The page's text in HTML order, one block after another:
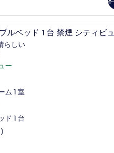
スイート ダブルベ
ルベッド 1 台 禁煙 シティビ
らしい
ー
ム 1 室
ド 1 台